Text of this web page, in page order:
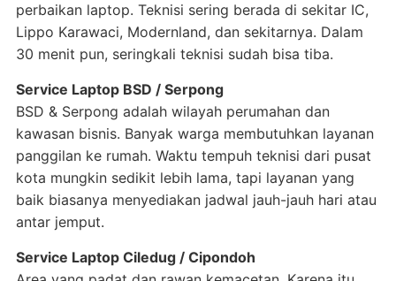
perbaikan laptop. Teknisi sering berada di sekitar IC,
Lippo Karawaci, Modernland, dan sekitarnya. Dalam
30 menit pun, seringkali teknisi sudah bisa tiba.
Service Laptop BSD / Serpong
BSD & Serpong adalah wilayah perumahan dan
kawasan bisnis. Banyak warga membutuhkan layanan
panggilan ke rumah. Waktu tempuh teknisi dari pusat
kota mungkin sedikit lebih lama, tapi layanan yang
baik biasanya menyediakan jadwal jauh-jauh hari atau
antar jemput.
Service Laptop Ciledug / Cipondoh